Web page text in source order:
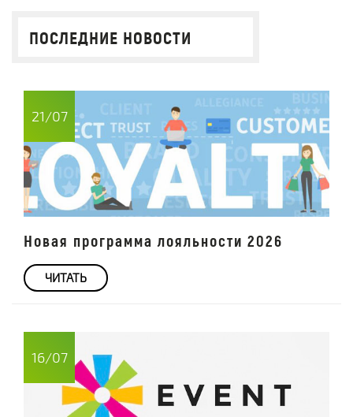
ПОСЛЕДНИЕ НОВОСТИ
21/07
Новая программа лояльности 2026
ЧИТАТЬ
16/07